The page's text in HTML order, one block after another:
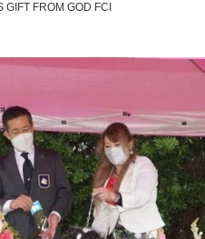
FROM GOD FCI